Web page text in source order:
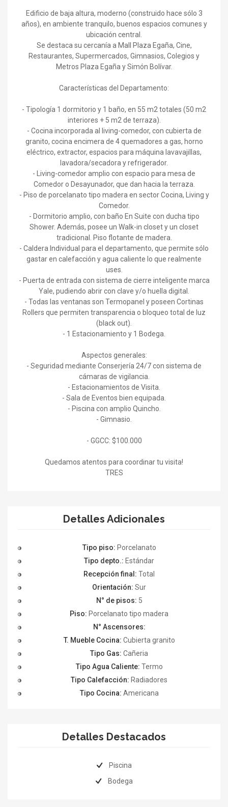
Edificio de baja altura, moderno (construido hace sólo 3
años), en ambiente tranquilo, buenos espacios comunes y
ubicación central.
Se destaca su cercanía a Mall Plaza Egaña, Cine,
Restaurantes, Supermercados, Gimnasios, Colegios y
Metros Plaza Egaña y Simón Bolívar.
Características del Departamento:
- Tipología 1 dormitorio y 1 baño, en 55 m2 totales (50 m2
interiores + 5 m2 de terraza).
- Cocina incorporada al living-comedor, con cubierta de
granito, cocina encimera de 4 quemadores a gas, horno
eléctrico, extractor, espacios para máquina lavavajillas,
lavadora/secadora y refrigerador.
- Living-comedor amplio con espacio para mesa de
Comedor o Desayunador, que dan hacia la terraza.
- Piso de porcelanato tipo madera en sector Cocina, Living y
Comedor.
- Dormitorio amplio, con baño En Suite con ducha tipo
Shower. Además, posee un Walk-in closet y un closet
tradicional. Piso flotante de madera.
- Caldera Individual para el departamento, que permite sólo
gastar en calefacción y agua caliente lo que realmente
uses.
- Puerta de entrada con sistema de cierre inteligente marca
Yale, pudiendo abrir con clave y/o huella digital.
- Todas las ventanas son Termopanel y poseen Cortinas
Rollers que permiten transparencia o bloqueo total de luz
(black out).
- 1 Estacionamiento y 1 Bodega.
Aspectos generales:
- Seguridad mediante Conserjería 24/7 con sistema de
cámaras de vigilancia.
- Estacionamientos de Visita.
- Sala de Eventos bien equipada.
- Piscina con amplio Quincho.
- Gimnasio.
- GGCC: $100.000
Quedamos atentos para coordinar tu visita!
TRES
Detalles Adicionales
Tipo piso: Porcelanato
Tipo depto.: Estándar
Recepción final: Total
Orientación: Sur
N° de pisos: 5
Piso: Porcelanato tipo madera
N° Ascensores:
T. Mueble Cocina: Cubierta granito
Tipo Gas: Cañeria
Tipo Agua Caliente: Termo
Tipo Calefacción: Radiadores
Tipo Cocina: Americana
Detalles Destacados
Piscina
Bodega